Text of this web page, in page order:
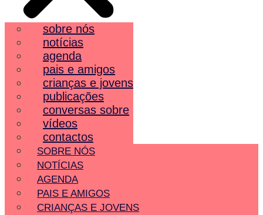
sobre nós
notícias
agenda
pais e amigos
crianças e jovens
publicações
conversas sobre
vídeos
contactos
SOBRE NÓS
NOTÍCIAS
AGENDA
PAIS E AMIGOS
CRIANÇAS E JOVENS